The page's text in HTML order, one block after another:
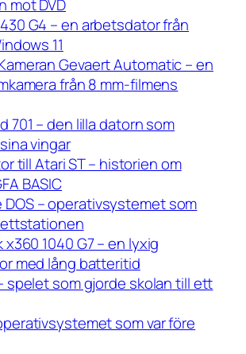
mot DVD
G4 – en arbetsdator från
11
Gevaert Automatic – en
från 8 mm-filmens
701 – den lilla datorn som
vingar
till Atari ST – historien om
BASIC
DOS – operativsystemet som
x360 1040 G7 – en lyxig
med lång batteritid
spelet som gjorde skolan till ett
som var före